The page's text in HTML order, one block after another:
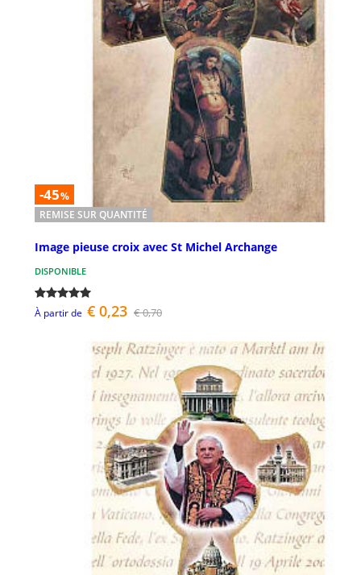
-45%
REMISE SUR QUANTITÉ
Image pieuse croix avec St Michel Archange
DISPONIBLE
À partir de € 0,23 € 0,70